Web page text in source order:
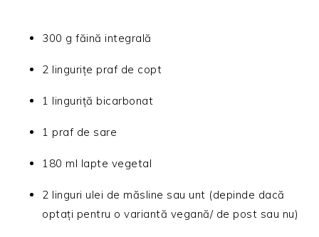
300 g făină integrală
2 lingurițe praf de copt
1 linguriță bicarbonat
1 praf de sare
180 ml lapte vegetal
2 linguri ulei de măsline sau unt (depinde dacă
optați pentru o variantă vegană/ de post sau nu)